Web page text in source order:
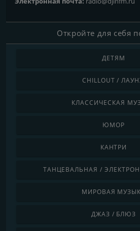
Откройте для себя
ДЕТЯМ
CHILLOUT /
КЛАССИЧЕСКАЯ
ЮМОР
КАНТРИ
ТАНЦЕВАЛЬНАЯ /
МИРОВАЯ
ДЖАЗ / БЛЮЗ